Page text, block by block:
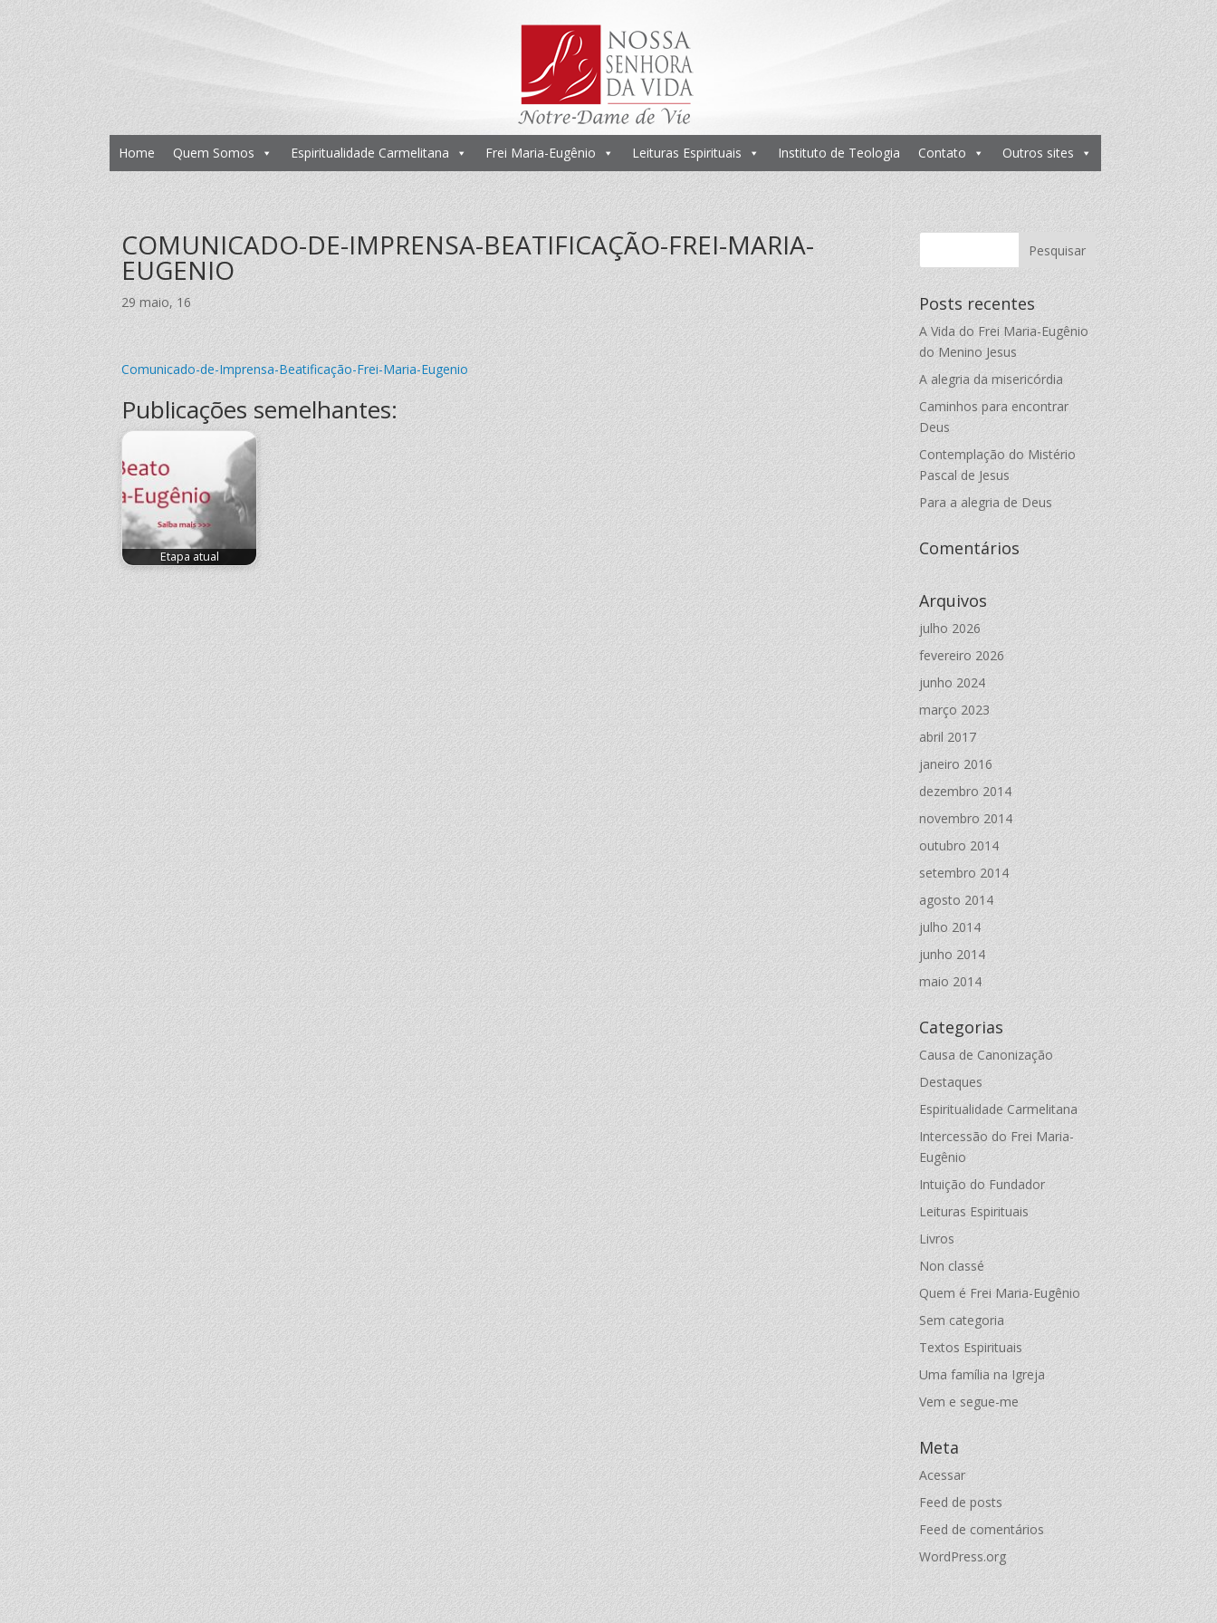
Home Quem Somos Espiritualidade Carmelitana Frei Maria-Eugênio Leituras Espirituais Instituto de Teologia Contato Outros sites
COMUNICADO-DE-IMPRENSA-BEATIFICAÇÃO-FREI-MARIA-
EUGENIO
29 maio, 16
Comunicado-de-Imprensa-Beatificação-Frei-Maria-Eugenio
Publicações semelhantes:
Etapa atual
Posts recentes
A Vida do Frei Maria-Eugênio
do Menino Jesus
A alegria da misericórdia
Caminhos para encontrar
Deus
Contemplação do Mistério
Pascal de Jesus
Para a alegria de Deus
Comentários
Arquivos
julho 2026
fevereiro 2026
junho 2024
março 2023
abril 2017
janeiro 2016
dezembro 2014
novembro 2014
outubro 2014
setembro 2014
agosto 2014
julho 2014
junho 2014
maio 2014
Categorias
Causa de Canonização
Destaques
Espiritualidade Carmelitana
Intercessão do Frei Maria-
Eugênio
Intuição do Fundador
Leituras Espirituais
Livros
Non classé
Quem é Frei Maria-Eugênio
Sem categoria
Textos Espirituais
Uma família na Igreja
Vem e segue-me
Meta
Acessar
Feed de posts
Feed de comentários
WordPress.org